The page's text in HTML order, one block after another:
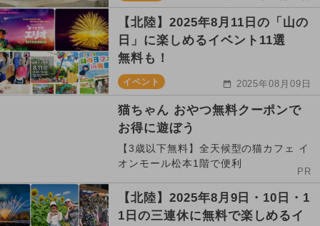
【北陸】2025年8月11日の「山の
日」に楽しめるイベント11選
無料も！
イベント 2025年08月09日
猫ちゃん おやつ無料クーポンで
お得に遊ぼう
【3歳以下無料】全天候型の猫カフェ イ
オンモール松本1階で便利
PR
【北陸】2025年8月9日・10日・1
1日の三連休に無料で楽しめるイ